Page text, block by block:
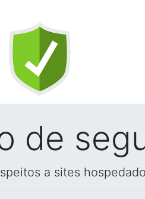
de
a sites